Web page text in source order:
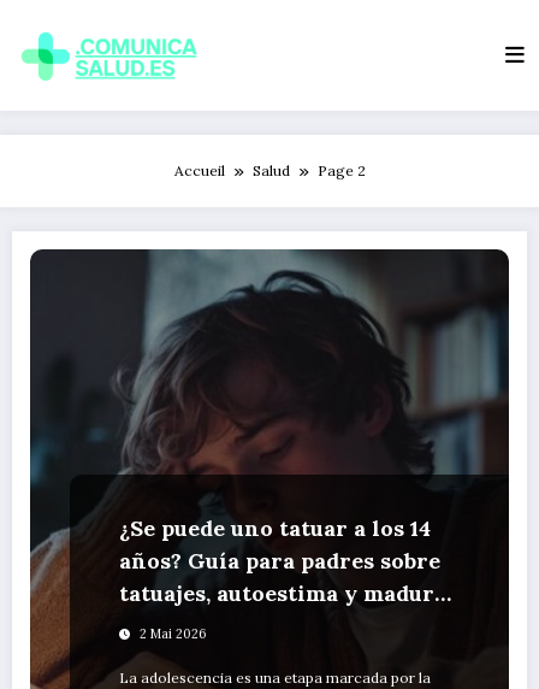
contenu
Accueil Salud Page 2
¿Se puede uno tatuar a los 14
años? Guía para padres sobre
tatuajes, autoestima y madurez
emocional en adolescentes
2 Mai 2026
La adolescencia es una etapa marcada por la